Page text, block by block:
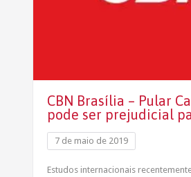
CBN Brasília – Pular
pode ser prejudicial
7 de maio de 2019
Estudos internacionais